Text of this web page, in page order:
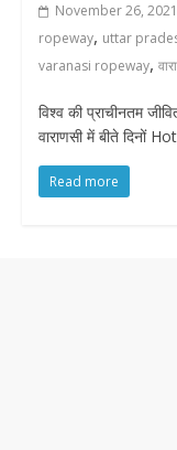
November 26, 2021
ropeway, uttar
varanasi ropeway,
विश्व की प्राचीनतम
वाराणसी में बीते दिनों
Read more